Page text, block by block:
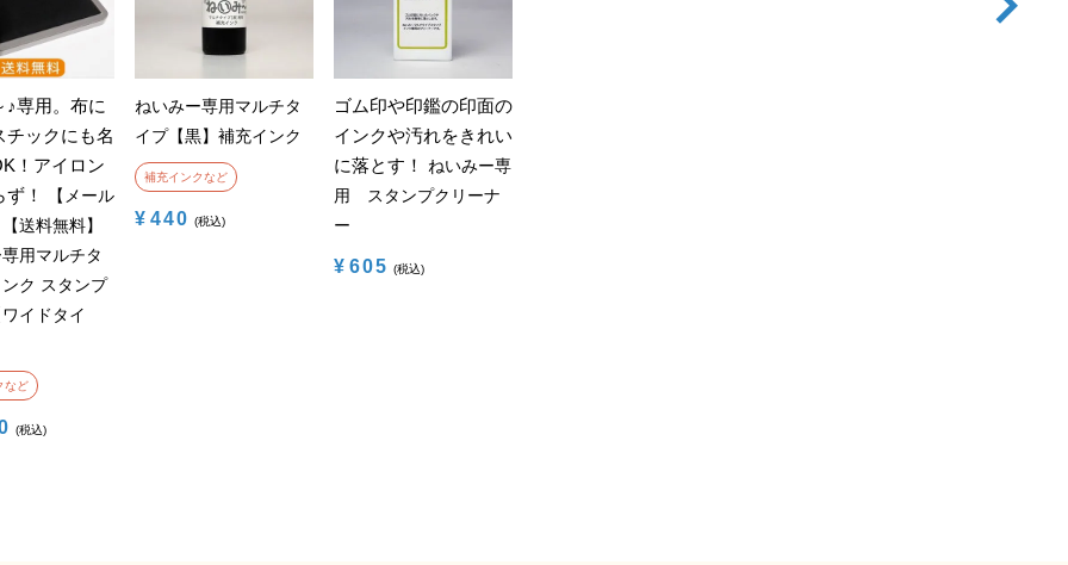
♪専用。布に
チックにも名
！アイロン
！
【メール
送料無料】
用マルチタ
ク スタンプ
イドタイ
など
税込
ねいみー専用マルチタ
イプ【黒】補充インク
補充インクなど
¥ 440 税込
ゴム印や印鑑の印面の
インクや汚れをきれい
に落とす！
ねいみー専
用 スタンプクリーナ
ー
¥ 605 税込